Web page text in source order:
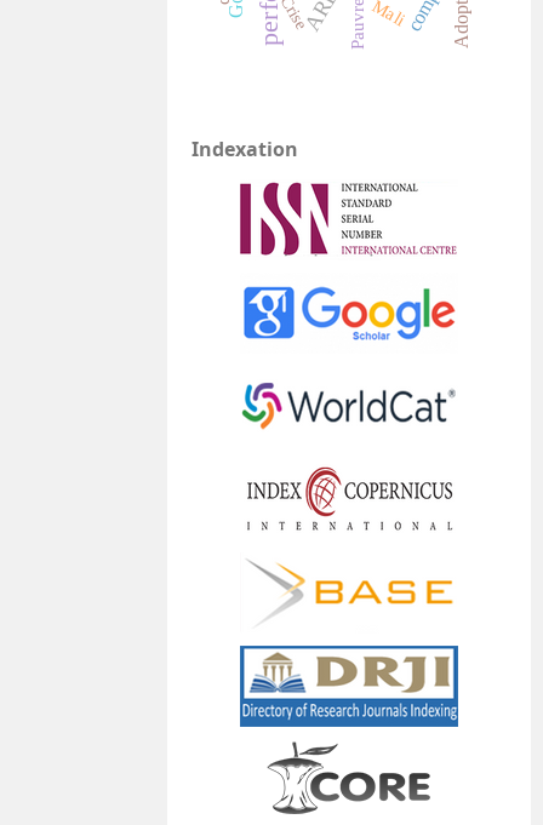
Pauvreté Mali
Crise
Indexation